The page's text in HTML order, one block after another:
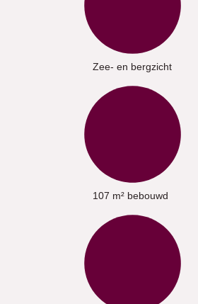
Zee- en bergzicht
107 m² bebouwd